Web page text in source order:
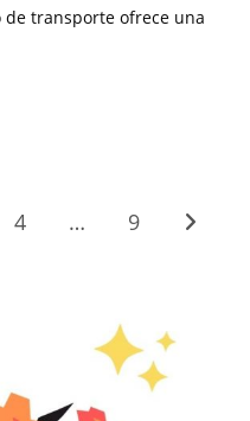
de transporte ofrece una
4 … 9